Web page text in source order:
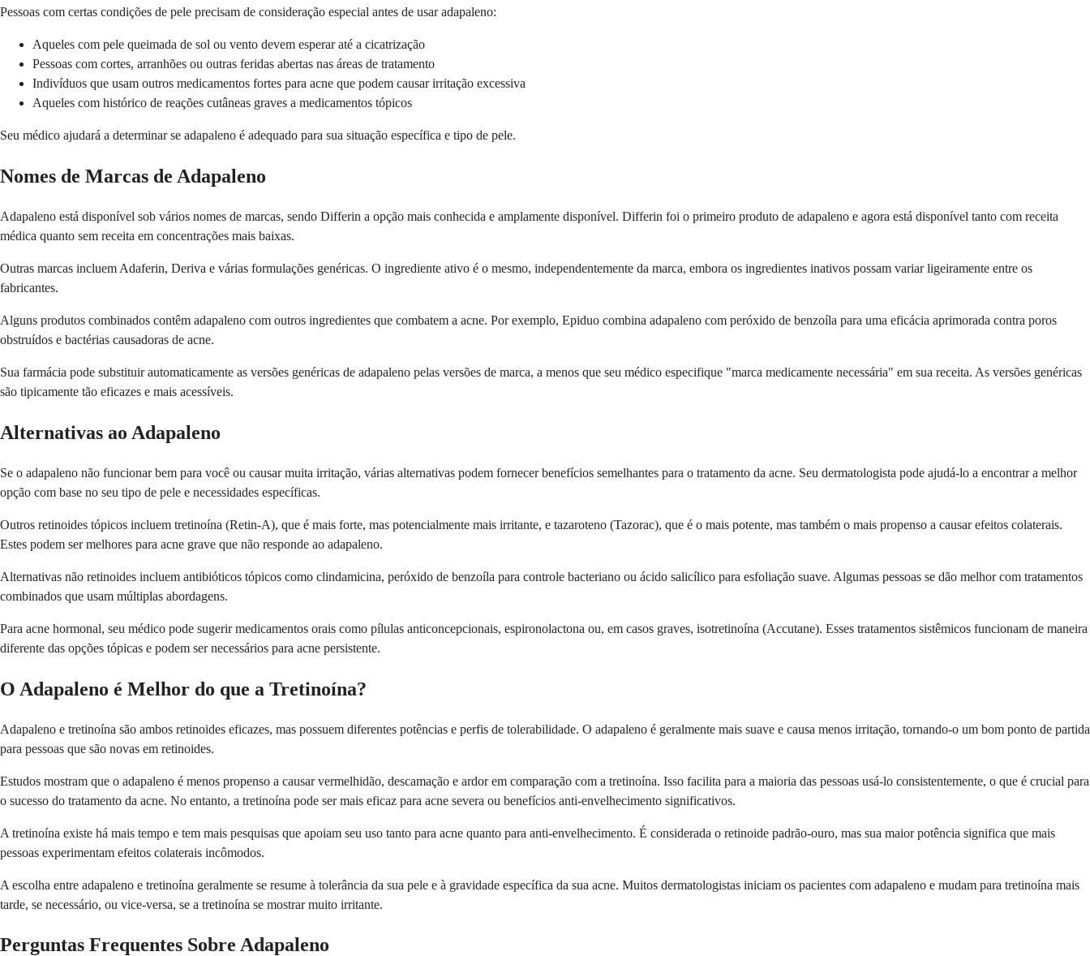
Pessoas com certas condições de pele precisam de consideração especial antes de usar adapaleno:
Aqueles com pele queimada de sol ou vento devem esperar até a cicatrização
Pessoas com cortes, arranhões ou outras feridas abertas nas áreas de tratamento
Indivíduos que usam outros medicamentos fortes para acne que podem causar irritação excessiva
Aqueles com histórico de reações cutâneas graves a medicamentos tópicos
Seu médico ajudará a determinar se adapaleno é adequado para sua situação específica e tipo de pele.
Nomes de Marcas de Adapaleno
Adapaleno está disponível sob vários nomes de marcas, sendo Differin a opção mais conhecida e amplamente disponível. Differin foi o primeiro produto de adapaleno e agora está disponível tanto com receita
médica quanto sem receita em concentrações mais baixas.
Outras marcas incluem Adaferin, Deriva e várias formulações genéricas. O ingrediente ativo é o mesmo, independentemente da marca, embora os ingredientes inativos possam variar ligeiramente entre os
fabricantes.
Alguns produtos combinados contêm adapaleno com outros ingredientes que combatem a acne. Por exemplo, Epiduo combina adapaleno com peróxido de benzoíla para uma eficácia aprimorada contra poros
obstruídos e bactérias causadoras de acne.
Sua farmácia pode substituir automaticamente as versões genéricas de adapaleno pelas versões de marca, a menos que seu médico especifique "marca medicamente necessária" em sua receita. As versões genéricas
são tipicamente tão eficazes e mais acessíveis.
Alternativas ao Adapaleno
Se o adapaleno não funcionar bem para você ou causar muita irritação, várias alternativas podem fornecer benefícios semelhantes para o tratamento da acne. Seu dermatologista pode ajudá-lo a encontrar a melhor
opção com base no seu tipo de pele e necessidades específicas.
Outros retinoides tópicos incluem tretinoína (Retin-A), que é mais forte, mas potencialmente mais irritante, e tazaroteno (Tazorac), que é o mais potente, mas também o mais propenso a causar efeitos colaterais.
Estes podem ser melhores para acne grave que não responde ao adapaleno.
Alternativas não retinoides incluem antibióticos tópicos como clindamicina, peróxido de benzoíla para controle bacteriano ou ácido salicílico para esfoliação suave. Algumas pessoas se dão melhor com tratamentos
combinados que usam múltiplas abordagens.
Para acne hormonal, seu médico pode sugerir medicamentos orais como pílulas anticoncepcionais, espironolactona ou, em casos graves, isotretinoína (Accutane). Esses tratamentos sistêmicos funcionam de maneira
diferente das opções tópicas e podem ser necessários para acne persistente.
O Adapaleno é Melhor do que a Tretinoína?
Adapaleno e tretinoína são ambos retinoides eficazes, mas possuem diferentes potências e perfis de tolerabilidade. O adapaleno é geralmente mais suave e causa menos irritação, tornando-o um bom ponto de partida
para pessoas que são novas em retinoides.
Estudos mostram que o adapaleno é menos propenso a causar vermelhidão, descamação e ardor em comparação com a tretinoína. Isso facilita para a maioria das pessoas usá-lo consistentemente, o que é crucial para
o sucesso do tratamento da acne. No entanto, a tretinoína pode ser mais eficaz para acne severa ou benefícios anti-envelhecimento significativos.
A tretinoína existe há mais tempo e tem mais pesquisas que apoiam seu uso tanto para acne quanto para anti-envelhecimento. É considerada o retinoide padrão-ouro, mas sua maior potência significa que mais
pessoas experimentam efeitos colaterais incômodos.
A escolha entre adapaleno e tretinoína geralmente se resume à tolerância da sua pele e à gravidade específica da sua acne. Muitos dermatologistas iniciam os pacientes com adapaleno e mudam para tretinoína mais
tarde, se necessário, ou vice-versa, se a tretinoína se mostrar muito irritante.
Perguntas Frequentes Sobre Adapaleno